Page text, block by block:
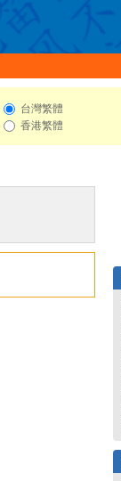
台灣繁體
香港繁體